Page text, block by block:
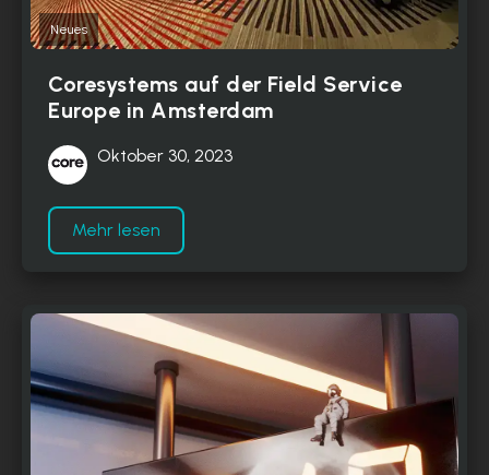
Neues
Coresystems auf der Field Service
Europe in Amsterdam
Oktober 30, 2023
Mehr lesen